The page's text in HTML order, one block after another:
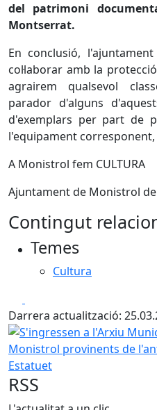
del patrimoni
Montserrat.
En conclusió,
col·laborar amb la
agrairem qualsevol
parador d'alguns
d'exemplars per part de
l'equipament
A Monistrol fem CULTURA
Ajuntament de Monistrol
Contingut
Temes
Cultura
Darrera actualització:
S'ingressen a l'Arxiu
RSS